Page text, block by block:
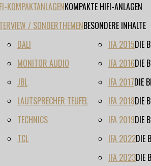
KOMPAKTANLAGENKOMPAKTE HIFI-ANLAGEN
/ SONDERTHEMENBESONDERE INHALTE
DALI
MONITOR AUDIO
JBL
LAUTSPRECHER TEUFEL
TECHNICS
TCL
IFA 2015DIE
IFA 2016DIE
IFA 2017DIE
IFA 2018DIE
IFA 2019DIE
IFA 2022DIE
IFA 2023DIE